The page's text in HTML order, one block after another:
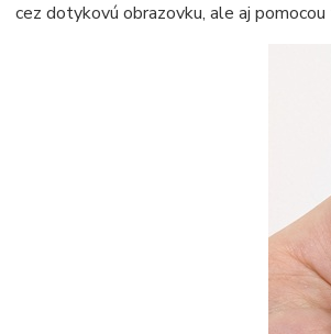
cez dotykovú obrazovku, ale aj